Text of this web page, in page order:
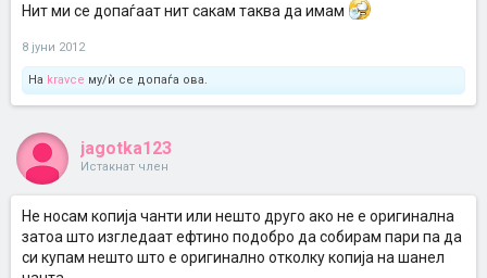
Нит ми се допаѓаат нит сакам таква да имам
8 јуни 2012
На kravce му/ѝ се допаѓа ова.
jagotka123
Истакнат член
Не носам копија чанти или нешто друго ако не е оригинална
затоа што изгледаат ефтино подобро да собирам пари па да
си купам нешто што е оригинално отколку копија на шанел